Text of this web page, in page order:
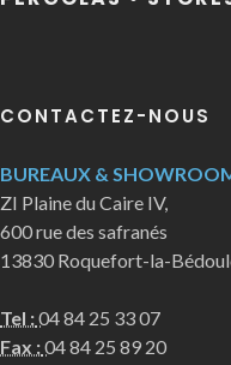
CONTACTEZ-NOUS
BUREAUX &
ZI Plaine du Caire IV,
600 rue des safranés
13830 Roquefort-la-
Tel :04 84 25 33 07
Fax :04 84 25 89 20